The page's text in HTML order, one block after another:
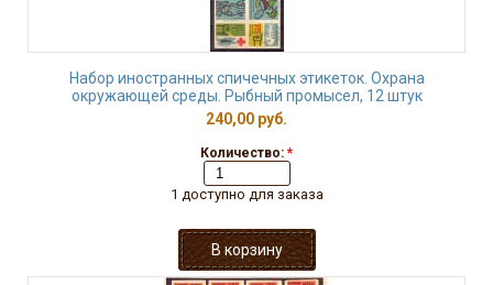
Набор иностранных спичечных этикеток. Охрана
окружающей среды. Рыбный промысел, 12 штук
240,00 руб.
Количество: *
1 доступно для заказа